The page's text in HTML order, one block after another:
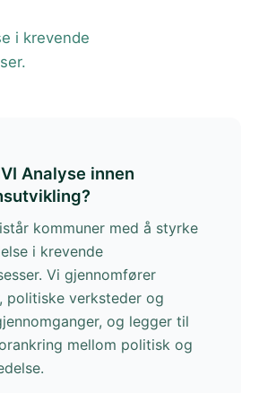
i krevende
Analyse innen
kommuner med å styrke
i krevende
Vi gjennomfører
politiske verksteder og
og legger til
mellom politisk og